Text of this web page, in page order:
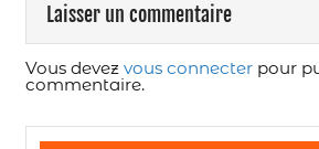
Laisser un commentaire
Vous devez vous connecterpour
commentaire.